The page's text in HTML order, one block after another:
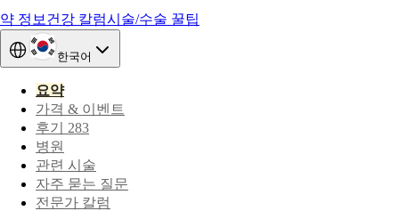
약 정보 건강 칼럼시술/수술 꿀팁
한국어
요약
가격 & 이벤트
후기 283
병원
관련 시술
자주 묻는 질문
전문가 칼럼